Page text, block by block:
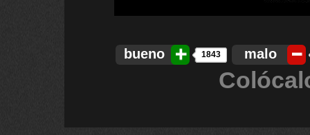
bueno 1843 malo